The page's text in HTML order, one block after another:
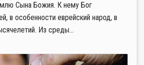
Сына Божия. К нему Бог
в особенности еврейский народ, в
Из среды...